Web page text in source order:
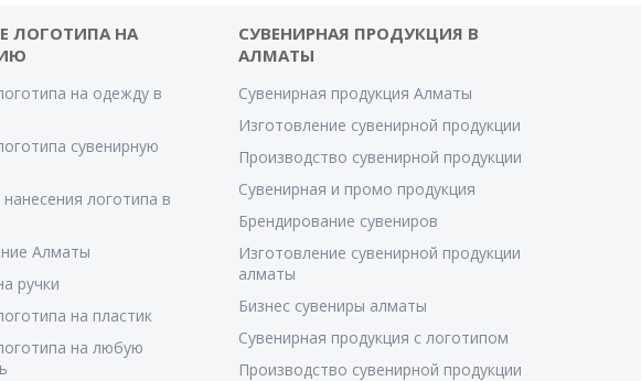
ЛОГОТИПА НА
на одежду в
сувенирную
логотипа в
Алматы
ручки
на пластик
на любую
СУВЕНИРНАЯ ПРОДУКЦИЯ В
АЛМАТЫ
Сувенирная продукция Алматы
Изготовление сувенирной продукции
Производство сувенирной продукции
Сувенирная и промо продукция
Брендирование сувениров
Изготовление сувенирной продукции
алматы
Бизнес сувениры алматы
Сувенирная продукция с логотипом
Производство сувенирной продукции